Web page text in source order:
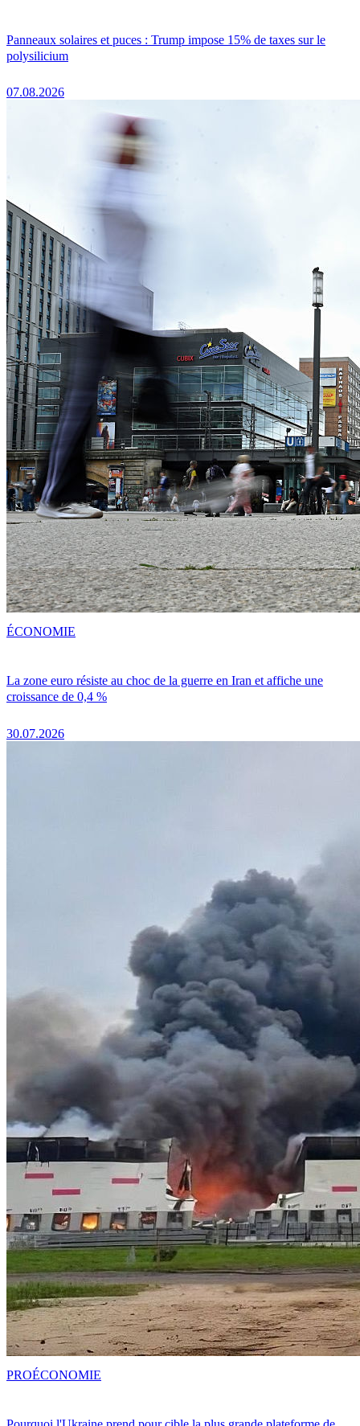
Panneaux solaires et puces : Trump impose 15% de taxes sur le
polysilicium
07.08.2026
La zone euro résiste au choc de la guerre en Iran et affiche une
croissance de 0,4 %
30.07.2026
ÉCONOMIE
PROÉCONOMIE